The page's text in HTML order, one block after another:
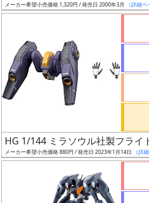
ズ・
況
売
メーカー希望小売価格 1,320円 / 発売日 2000年3月 （詳細ペ
HG 1/144 ミラソウル社製フライ
メーカー希望小売価格 880円 / 発売日 2023年1月14日 （詳